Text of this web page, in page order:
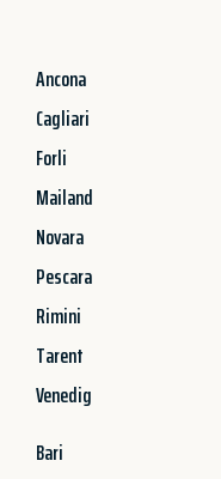
Ancona
Cagliari
Forli
Mailand
Novara
Pescara
Rimini
Tarent
Venedig
Bari